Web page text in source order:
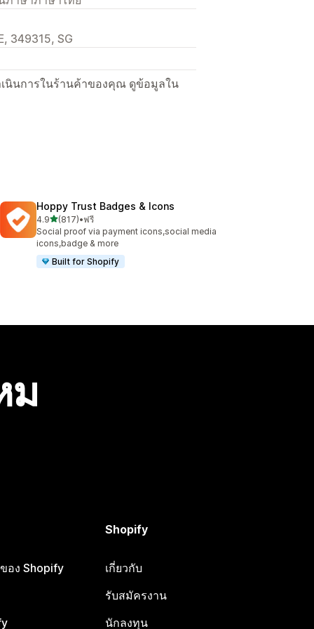
349315, SG
นินการในร้านค้าของคุณ ดูข้อมูลใน
Hoppy Trust Badges & Icons
4.9เต็ม 5 ดาว
(817)
ทั้งหมด 817 รีวิว
•ฟรี
Social proof via payment icons,social media
icons,badge & more
Built for Shopify
ม
อง Shopify
Shopify
เกี่ยวกับ
รับสมัครงาน
นักลงทุน